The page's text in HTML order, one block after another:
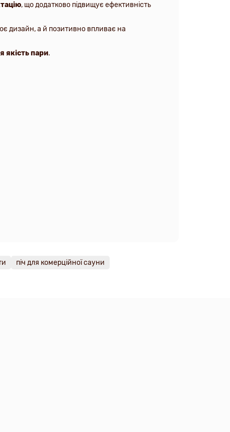
, що додатково підвищує ефективність
дизайн, а й позитивно впливає на
якість пари.
піч для комерційної сауни